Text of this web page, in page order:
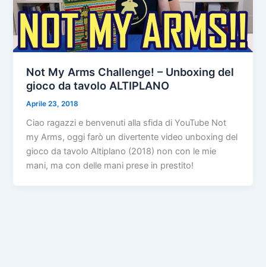
Not My Arms Challenge! – Unboxing del
gioco da tavolo ALTIPLANO
Aprile 23, 2018
Ciao ragazzi e benvenuti alla sfida di YouTube Not
my Arms, oggi farò un divertente video unboxing del
gioco da tavolo Altiplano (2018) non con le mie
mani, ma con delle mani prese in prestito!